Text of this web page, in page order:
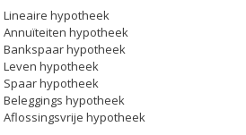
Lineaire hypotheek
Annuïteiten hypotheek
Bankspaar hypotheek
Leven hypotheek
Spaar hypotheek
Beleggings hypotheek
Aflossingsvrije hypotheek